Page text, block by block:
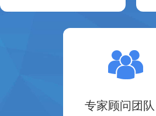
专家顾问团队